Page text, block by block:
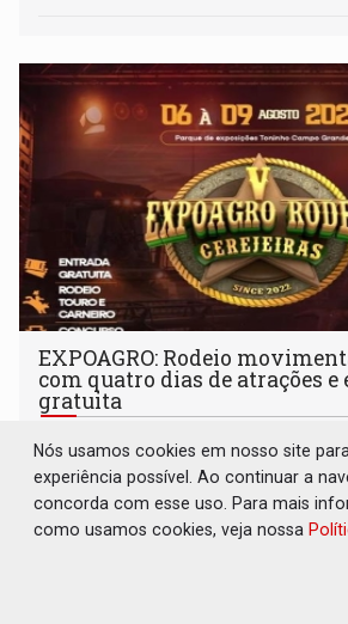
EXPOAGRO: Rodeio
com quatro dias de atrações e
gratuita
05 de Agosto de 2026 às
Evento começa nesta quinta-feira (6)
competições, parque de diversões,
Nós usamos cookies em nosso site
experiência possível. Ao continuar a
concorda com esse uso. Para mais
como usamos cookies, veja nossa